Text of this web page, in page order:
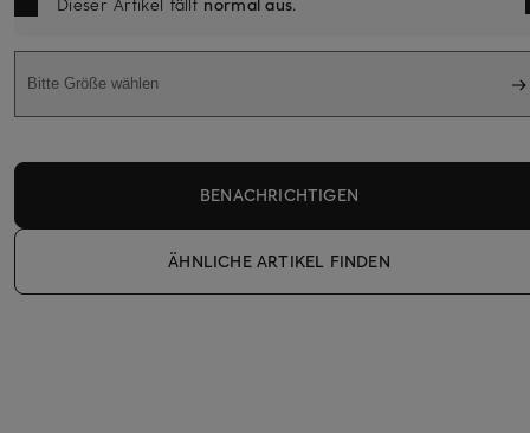
Bitte Größe wählen
BENACHRICHTIGEN
ÄHNLICHE ARTIKEL FINDEN